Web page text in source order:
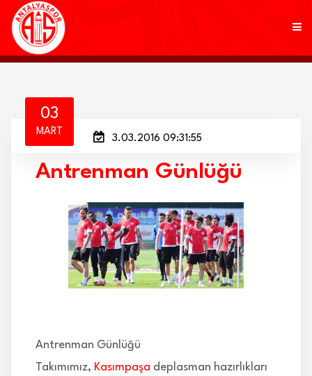
KULÜP
AKADEMİ
MARKALAR
TARAFTAR
BRANŞLAR
İLETİŞİM
03
MART
3.03.2016 09:31:55
Antrenman Günlüğü
Antrenman Günlüğü
Takımımız, Kasımpaşa deplasman hazırlıkları